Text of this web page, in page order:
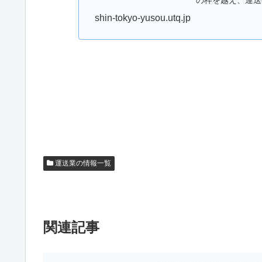
shin-tokyo-yusou.utq.jp
運送業の情報一覧
関連記事